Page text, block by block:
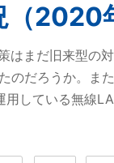
（2020
はまだ旧来型の
のだろうか。ま
している無線